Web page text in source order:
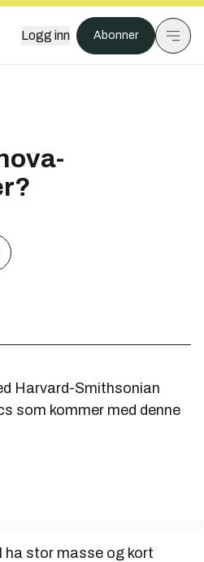
Logg inn Abonner
Harvard-Smithsonian
som kommer med denne
ha stor masse og kort